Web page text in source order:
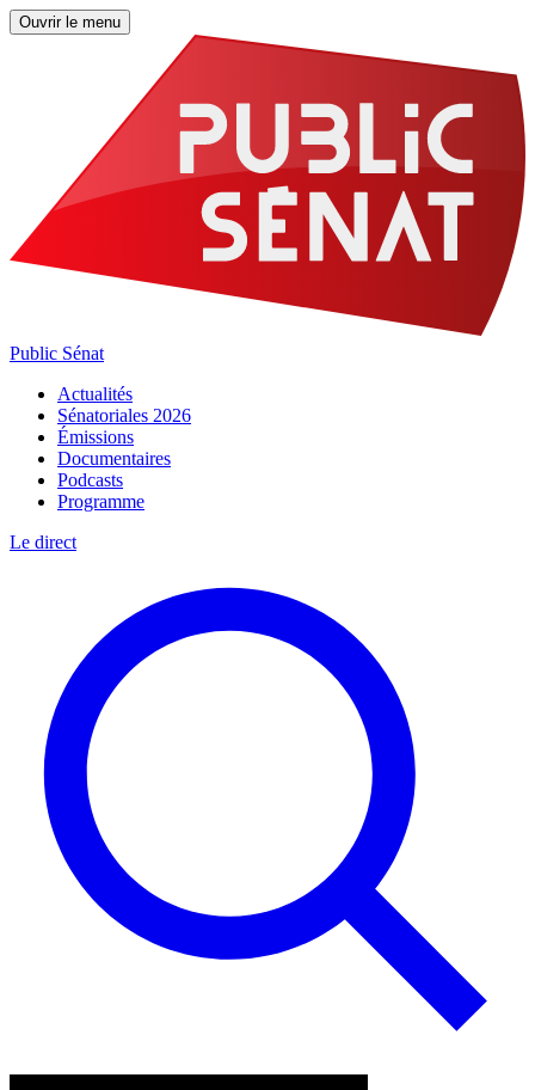
Ouvrir le menu
Public Sénat
Actualités
Sénatoriales 2026
Émissions
Documentaires
Podcasts
Programme
Le direct